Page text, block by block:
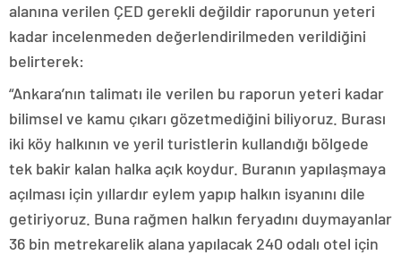
alanına verilen ÇED gerekli değildir raporunun yeteri
kadar incelenmeden değerlendirilmeden verildiğini
belirterek:
“Ankara’nın talimatı ile verilen bu raporun yeteri kadar
bilimsel ve kamu çıkarı gözetmediğini biliyoruz. Burası
iki köy halkının ve yeril turistlerin kullandığı bölgede
tek bakir kalan halka açık koydur. Buranın yapılaşmaya
açılması için yıllardır eylem yapıp halkın isyanını dile
getiriyoruz. Buna rağmen halkın feryadını duymayanlar
36 bin metrekarelik alana yapılacak 240 odalı otel için